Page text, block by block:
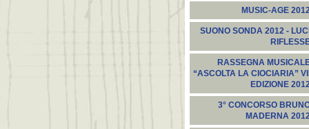
MUSIC-AGE 2012
SUONO SONDA 2012 - LUCI
RASSEGNA
“ASCOLTA LA CIOCIARIA” VII
EDIZIONE 2012
3° CONCORSO
MADERNA 2012